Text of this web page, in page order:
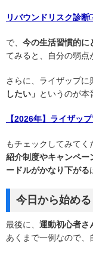
リバウンドリスク診断
で、 今の生活習慣的に
てみると、自分の弱点
さらに、ライザップに
したい」 というのが本
【2026年】ライザッ
もチェックしてみてく
紹介制度やキャンペー
ードルがかなり下がる
今日から始め
最後に、 運動初心者さ
あくまで一例なので、